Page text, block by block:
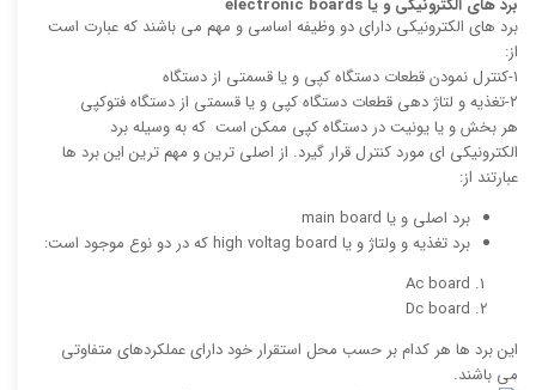
برد های الکترونیکی و یا electronic boards
برد های الکترونیکی دارای دو وظیفه اساسی و مهم می باشند که عبارت است
از:
۱-کنترل نمودن قطعات دستگاه کپی و یا قسمتی از دستگاه
۲-تغذیه و لتاژ دهی قطعات دستگاه کپی و یا قسمتی از دستگاه فتوکپی
هر بخش و یا یونیت در دستگاه کپی ممکن است که به وسیله برد
الکترونیکی ای مورد کنترل قرار گیرد. از اصلی ترین و مهم ترین این برد ها
عبارتند از:
برد اصلی و یا main board
برد تغذیه و ولتاژ و یا high voltag board که در دو نوع موجود است:
Ac board
Dc board
این برد ها هر کدام بر حسب محل استقرار خود دارای عملکردهای متفاوتی
می باشند.